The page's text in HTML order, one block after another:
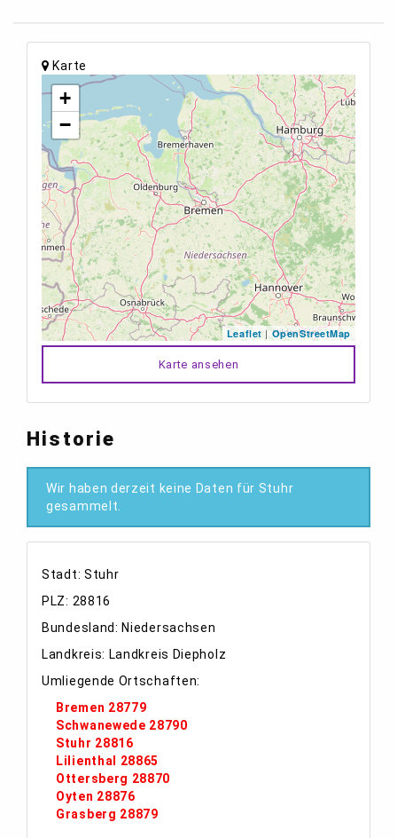
Karte
+
−
Leaflet | OpenStreetMap
Karte ansehen
Historie
Wir haben derzeit keine Daten für Stuhr
gesammelt.
Stadt: Stuhr
PLZ: 28816
Bundesland: Niedersachsen
Landkreis: Landkreis Diepholz
Umliegende Ortschaften:
Bremen 28779
Schwanewede 28790
Stuhr 28816
Lilienthal 28865
Ottersberg 28870
Oyten 28876
Grasberg 28879